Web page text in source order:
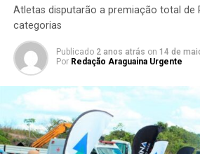
Atletas disputarão a premiação total de
categorias
Publicado 2 anos atrás on 14 de
Por Redação Araguaina Urgente